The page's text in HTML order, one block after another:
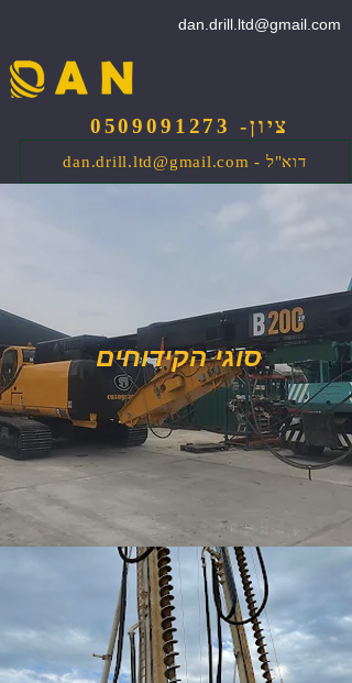
ציון- 0509091273
dan.drill.ltd@gmail.com - דוא"ל
dan.drill.ltd@gmail.com
סוגי הקידוחים